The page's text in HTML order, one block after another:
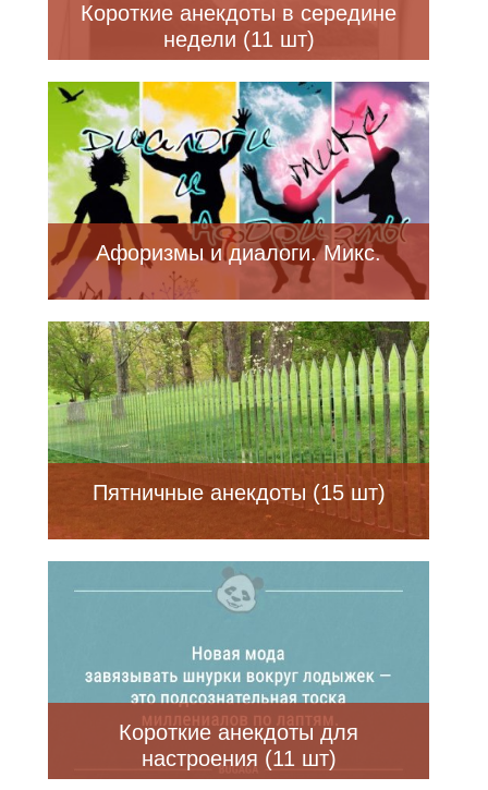
Короткие анекдоты в середине
недели (11 шт)
Афоризмы и диалоги. Микс.
Пятничные анекдоты (15 шт)
Короткие анекдоты для
настроения (11 шт)